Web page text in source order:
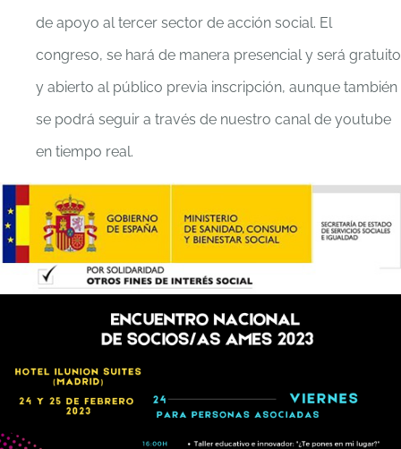
de apoyo al tercer sector de acción social. El
congreso, se hará de manera presencial y será gratuito
y abierto al público previa inscripción, aunque también
se podrá seguir a través de nuestro canal de youtube
en tiempo real.